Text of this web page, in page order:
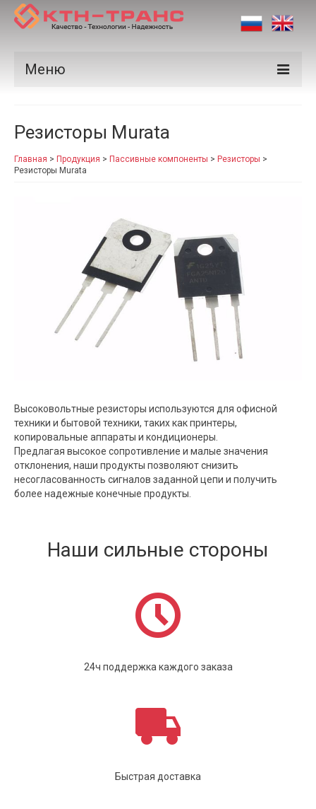
Меню
Производители
Рынки
Резисторы Murata
Главная > Продукция > Пассивные компоненты > Резисторы >
Резисторы Murata
Высоковольтные резисторы используются для офисной
техники и бытовой техники, таких как принтеры,
копировальные аппараты и кондиционеры.
Предлагая высокое сопротивление и малые значения
отклонения, наши продукты позволяют снизить
несогласованность сигналов заданной цепи и получить
более надежные конечные продукты.
Наши сильные стороны
24ч поддержка каждого заказа
Быстрая доставка